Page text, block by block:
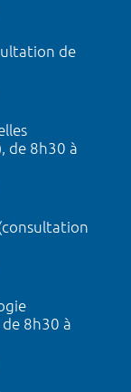
de
de 8h30 à
8h30 à